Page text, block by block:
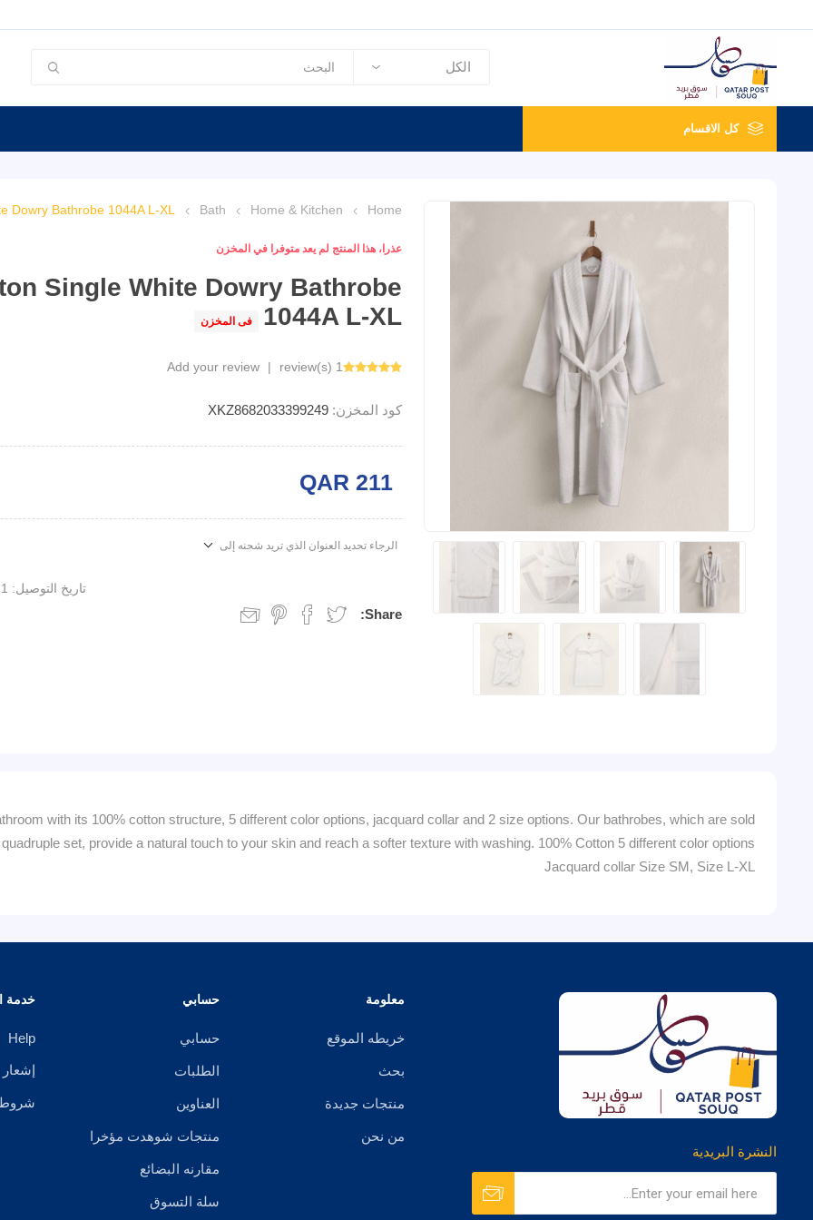
كل الاقسام
Home
Home & Kitchen
Bath
Dowry Bathrobe 1044A L-XL
عذرا، هذا المنتج لم يعد متوفرا في المخزن
Single White Dowry Bathrobe
1044A L-XL
فى المخزن
1 review(s)
|
Add your review
كود المخزن: XKZ8682033399249
QAR 211
الرجاء تحديد العنوان الذي تريد شحنه إلى
تاريخ التوصيل: 1 week
Share:
with its 100% cotton structure, 5 different color options, jacquard collar and 2 size options. Our bathrobes, which are sold
set, provide a natural touch to your skin and reach a softer texture with washing. 100% Cotton 5 different color options
Jacquard collar Size SM, Size L-XL
النشرة البريدية
معلومة
خريطه الموقع
بحث
منتجات جديدة
من نحن
حسابي
حسابي
الطلبات
العناوين
منتجات شوهدت مؤخرا
مقارنه البضائع
سلة التسوق
خدمة
Help
شروط